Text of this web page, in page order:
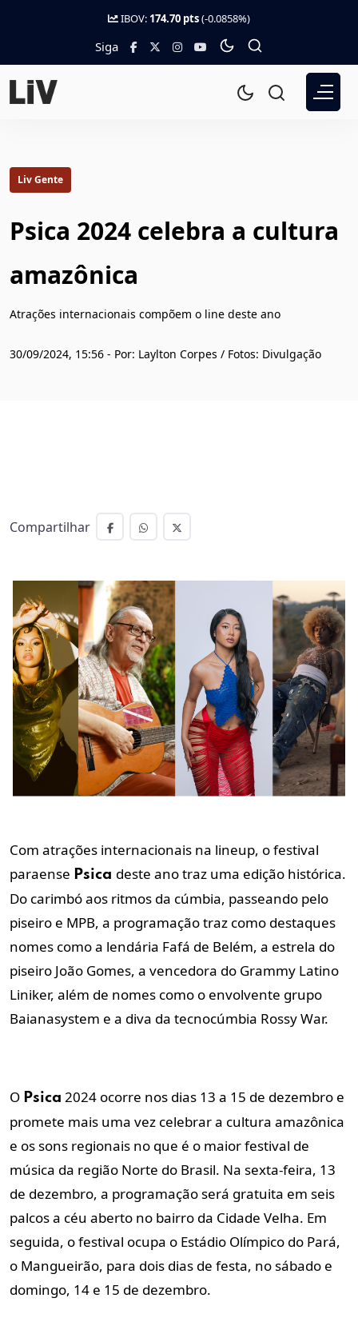
IBOV: 174.70 pts(-0.0858%)
Siga
Liv Gente
Psica 2024 celebra a cultura
amazônica
Atrações internacionais compõem o line deste ano
30/09/2024, 15:56 - Por: Laylton Corpes / Fotos: Divulgação
Compartilhar
Com atrações internacionais na lineup, o festival
paraense Psica deste ano traz uma edição histórica.
Do carimbó aos ritmos da cúmbia, passeando pelo
piseiro e MPB, a programação traz como destaques
nomes como a lendária Fafá de Belém, a estrela do
piseiro João Gomes, a vencedora do Grammy Latino
Liniker, além de nomes como o envolvente grupo
Baianasystem e a diva da tecnocúmbia Rossy War.
O Psica 2024 ocorre nos dias 13 a 15 de dezembro e
promete mais uma vez celebrar a cultura amazônica
e os sons regionais no que é o maior festival de
música da região Norte do Brasil. Na sexta-feira, 13
de dezembro, a programação será gratuita em seis
palcos a céu aberto no bairro da Cidade Velha. Em
seguida, o festival ocupa o Estádio Olímpico do Pará,
o Mangueirão, para dois dias de festa, no sábado e
domingo, 14 e 15 de dezembro.